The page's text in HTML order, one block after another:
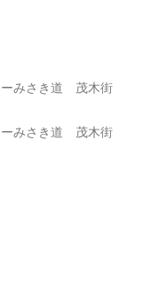
みさき道 茂木街
みさき道 茂木街